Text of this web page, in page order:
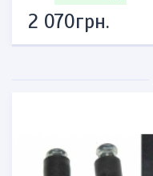
2 070грн.